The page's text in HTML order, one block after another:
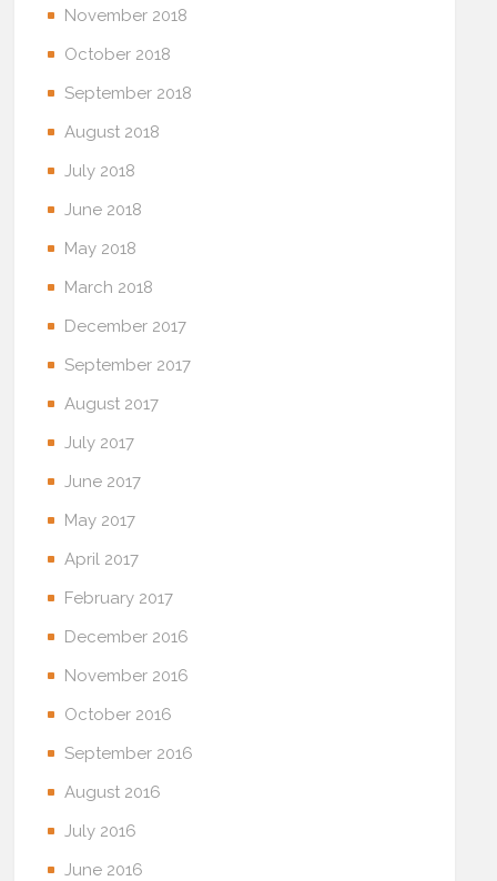
November 2018
October 2018
September 2018
August 2018
July 2018
June 2018
May 2018
March 2018
December 2017
September 2017
August 2017
July 2017
June 2017
May 2017
April 2017
February 2017
December 2016
November 2016
October 2016
September 2016
August 2016
July 2016
June 2016